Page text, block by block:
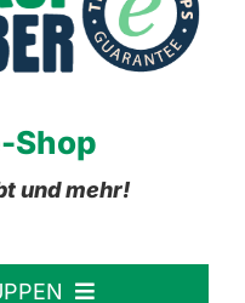
Shop
und mehr!